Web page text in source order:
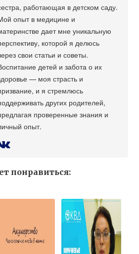
работающая в детском саду.
опыт в медицине и
дает мне уникальную
которой я делюсь
свои статьи и советы.
детей и забота о их
— моя страсть и
и я стремлюсь
других родителей,
проверенные знания и
опыт.
понравиться: